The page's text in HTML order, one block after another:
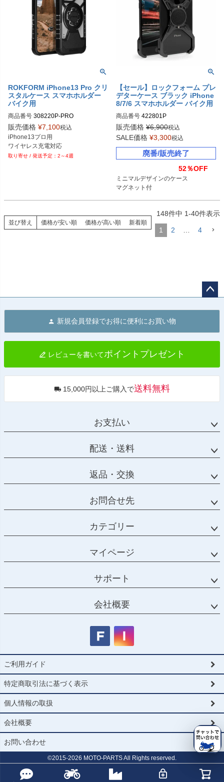
ROKFORM iPhone13 Pro クリ
スタルケース スマホホルダー
バイク用
商品番号 308220P-PRO
販売価格 ¥7,100税込
iPhone13プロ用
ワイヤレス充電対応
2～4週
【セール】ロックフォーム プレ
デターケース ブラック iPhone
8/7/6 スマホホルダー バイク用
商品番号 422801P
販売価格 ¥6,900税込
SALE価格 ¥3,300税込
廃番/販売終了
52％OFF
ミニマルデザインのケース
マグネット付
並び替え 価格が安い順 価格が高い順 新着順
148件中 1-40件表示
1 2 4
へ
新規会員登録でお得に便利にお買い物
レビューを書いてポイントプレゼント
15,000円以上ご購入で送料無料
お支払い
配送・送料
返品・交換
お問合せ先
カテゴリー
マイページ
サポート
会社概要
ご利用ガイド
特定商取引法に基づく表示
個人情報の取扱
会社概要
お問い合わせ
©2015-2026 MOTO-PARTS All Rights reserved.